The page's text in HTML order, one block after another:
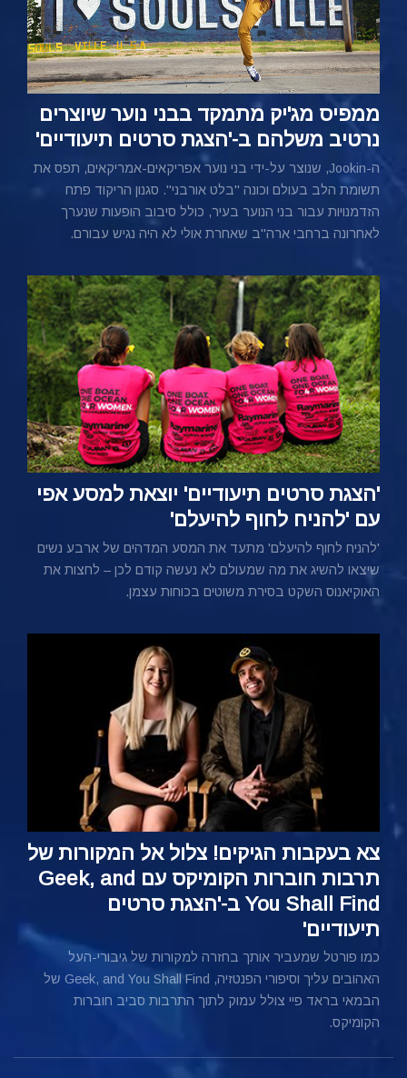
ממפיס מג'יק מתמקד בבני נוער שיוצרים
נרטיב משלהם ב-'הצגת סרטים תיעודיים'
ה-Jookin, שנוצר על-ידי בני נוער אפריקאים-אמריקאים, תפס את
תשומת הלב בעולם וכונה "בלט אורבני". סגנון הריקוד פתח
הזדמנויות עבור בני הנוער בעיר, כולל סיבוב הופעות שנערך
לאחרונה ברחבי ארה"ב שאחרת אולי לא היה נגיש עבורם.
'הצגת סרטים תיעודיים' יוצאת למסע אפי
עם 'להניח לחוף להיעלם'
'להניח לחוף להיעלם' מתעד את המסע המדהים של ארבע נשים
שיצאו להשיג את מה שמעולם לא נעשה קודם לכן – לחצות את
האוקיאנוס השקט בסירת משוטים בכוחות עצמן.
צא בעקבות הגיקים! צלול אל המקורות של
תרבות חוברות הקומיקס עם Geek, and
You Shall Find ב-'הצגת סרטים
תיעודיים'
כמו פורטל שמעביר אותך בחזרה למקורות של גיבורי-העל
האהובים עליך וסיפורי הפנטזיה, Geek, and You Shall Find של
הבמאי בראד פיי צולל עמוק לתוך התרבות סביב חוברות
הקומיקס.